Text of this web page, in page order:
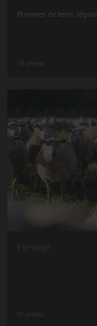
Pommes de terre,
70 photos
47 photos